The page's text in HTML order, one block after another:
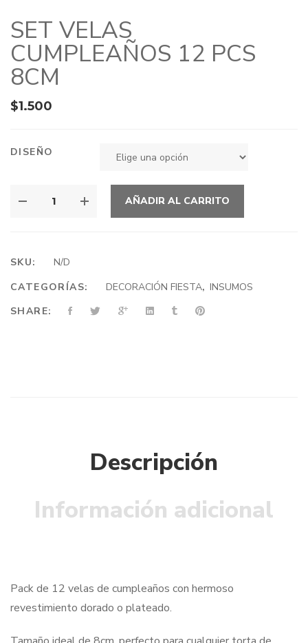
SET VELAS
CUMPLEAÑOS 12 PCS
8CM
$1.500
DISEÑO
AÑADIR AL CARRITO
SKU:
N/D
CATEGORÍAS:
DECORACIÓN FIESTA, INSUMOS
SHARE:
Descripción
Información adicional
Pack de 12 velas de cumpleaños con hermoso
revestimiento dorado o plateado.